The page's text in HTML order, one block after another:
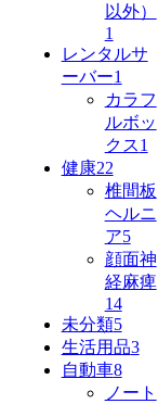
以外）
1
レンタルサ
ーバー1
カラフ
ルボッ
クス1
健康22
椎間板
ヘルニ
ア5
顔面神
経麻痺
14
未分類5
生活用品3
自動車8
ノート